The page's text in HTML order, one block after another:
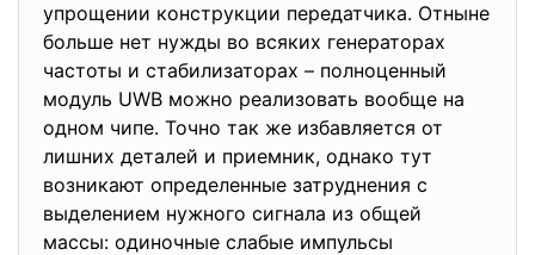
упрощении конструкции передатчика. Отныне
больше нет нужды во всяких генераторах
частоты и стабилизаторах – полноценный
модуль UWB можно реализовать вообще на
одном чипе. Точно так же избавляется от
лишних деталей и приемник, однако тут
возникают определенные затруднения с
выделением нужного сигнала из общей
массы: одиночные слабые импульсы